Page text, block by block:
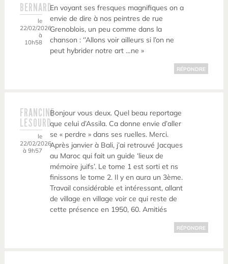
BERNARD
le
22/02/2026
à
10h58
En voyant ses fresques magnifiques on a
envie de dire à nos peintres de rue
Grenoblois, un peu comme dans la
chanson : ‘’Allons voir ailleurs si l’on ne
peut hybrider notre art …ne »
RÉPONDRE
FRANCINE
LESOURD
le
22/02/2026
à 9h57
Bonjour vous deux. Quel beau reportage
que celui d’Assila. Ca donne envie d’aller
se « perdre » dans ses ruelles. Merci.
Après janvier à Bali, j’ai retrouvé Jacques
au Maroc qui fait un guide ‘lieux de
mémoire juifs’. Le tome 1 est sorti et ns
finissons le tome 2. Il y en aura un 3ème.
Travail considérable et intéressant, allant
de village en village voir ce qui reste de
cette présence en 1950, 60. Amitiés
RÉPONDRE